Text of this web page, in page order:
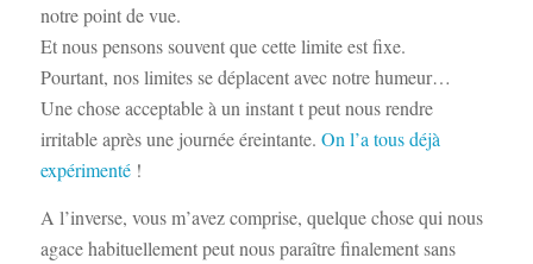
notre point de vue.
Et nous pensons souvent que cette limite est fixe.
Pourtant, nos limites se déplacent avec notre humeur…
Une chose acceptable à un instant t peut nous rendre
irritable après une journée éreintante. On l’a tous déjà
expérimenté!
A l’inverse, vous m’avez comprise, quelque chose qui nous
agace habituellement peut nous paraître finalement sans